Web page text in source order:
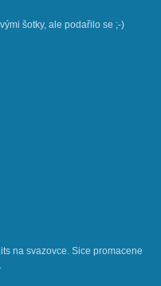
šotky, ale podařilo se ;-)
na svazovce. Sice promacene